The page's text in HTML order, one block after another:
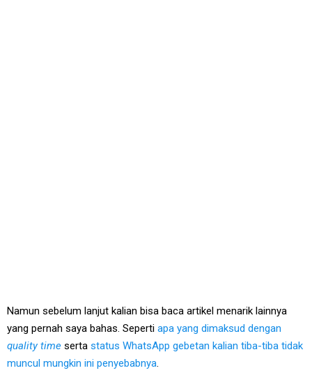
Namun sebelum lanjut kalian bisa baca artikel menarik lainnya
yang pernah saya bahas. Seperti apa yang dimaksud dengan
quality time serta status WhatsApp gebetan kalian tiba-tiba tidak
muncul mungkin ini penyebabnya.